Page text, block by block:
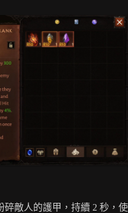
碎敵人的護甲，持續 2 秒，使